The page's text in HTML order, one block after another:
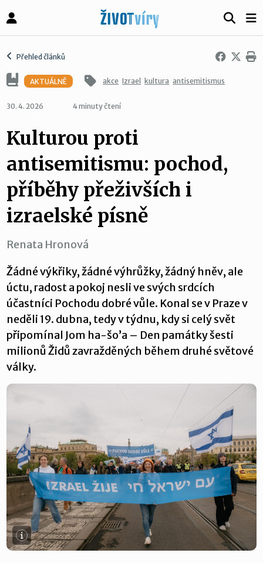
Přehled článků
AKTUÁLNĚ akce Izrael kultura antisemitismus
30. 4. 2026 4 minuty čtení
Kulturou proti
antisemitismu: pochod,
příběhy přeživších i
izraelské písně
Renata Hronová
Žádné výkřiky, žádné výhrůžky, žádný hněv, ale
úctu, radost a pokoj nesli ve svých srdcích
účastníci Pochodu dobré vůle. Konal se v Praze v
neděli 19. dubna, tedy v týdnu, kdy si celý svět
připomínal Jom ha-šo’a – Den památky šesti
milionů Židů zavražděných během druhé světové
války.